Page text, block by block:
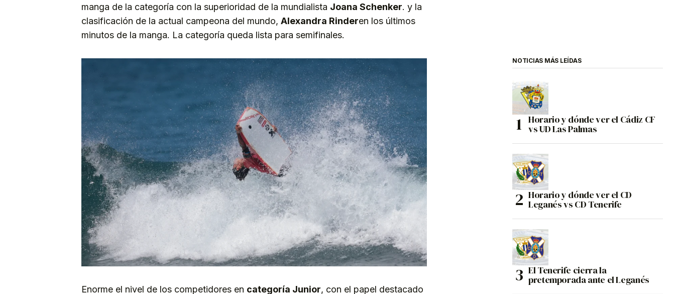
manga de la categoría con la superioridad de la mundialista Joana Schenker. y la
clasificación de la actual campeona del mundo, Alexandra Rinderen los últimos
minutos de la manga. La categoría queda lista para semifinales.
Enorme el nivel de los competidores en categoría Junior, con el papel destacado
NOTICIAS MÁS LEÍDAS
Horario y dónde ver el Cádiz CF
vs UD Las Palmas
Horario y dónde ver el CD
Leganés vs CD Tenerife
El Tenerife cierra la
pretemporada ante el Leganés